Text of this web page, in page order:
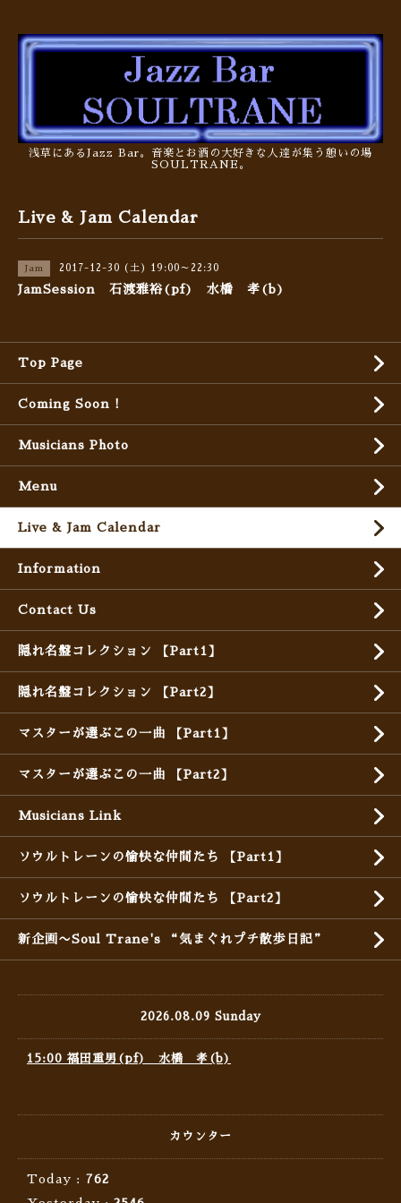
浅草にあるJazz Bar。音楽とお酒の大好きな人達が集う憩いの場
SOULTRANE。
Live & Jam Calendar
Jam 2017-12-30 (土) 19:00～22:30
JamSession 石渡雅裕(pf) 水橋 孝(b)
Top Page
Coming Soon !
Musicians Photo
Menu
Live & Jam Calendar
Information
Contact Us
隠れ名盤コレクション 【Part1】
隠れ名盤コレクション 【Part2】
マスターが選ぶこの一曲 【Part1】
マスターが選ぶこの一曲 【Part2】
Musicians Link
ソウルトレーンの愉快な仲間たち 【Part1】
ソウルトレーンの愉快な仲間たち 【Part2】
新企画〜Soul Trane's “気まぐれプチ散歩日記”
2026.08.09 Sunday
15:00 福田重男(pf) 水橋 孝(b)
カウンター
Today : 762